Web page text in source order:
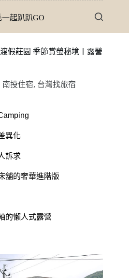
起趴趴GO
假莊園 季節賞螢秘境丨露營
南投住宿, 台灣找旅宿
異化
訴求
舖的奢華進階版
的懶人式露營